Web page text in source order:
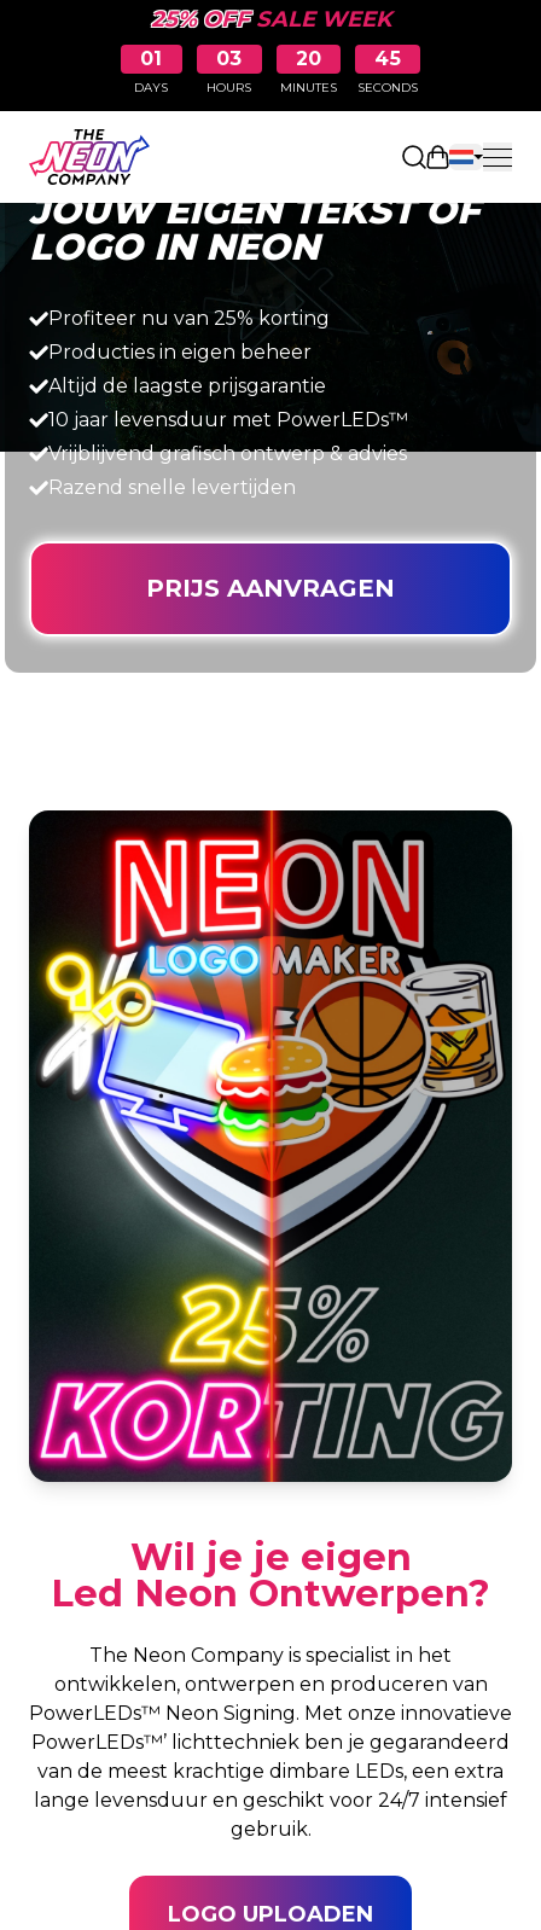
25% OFFSALE WEEK
01
DAYS
03
HOURS
20
MINUTES
43
SECONDS
Snel, eenvoudig en betaalbaar
JOUW EIGEN TEKST OF
LOGO IN NEON
Profiteer nu van 25% korting
Producties in eigen beheer
Altijd de laagste prijsgarantie
10 jaar levensduur met PowerLEDs™
Vrijblijvend grafisch ontwerp & advies
Razend snelle levertijden
PRIJS AANVRAGEN
Wil je je eigen
Led Neon Ontwerpen?
The Neon Company is specialist in het
ontwikkelen, ontwerpen en produceren van
PowerLEDs™ Neon Signing. Met onze innovatieve
PowerLEDs™’ lichttechniek ben je gegarandeerd
van de meest krachtige dimbare LEDs, een extra
lange levensduur en geschikt voor 24/7 intensief
gebruik.
LOGO UPLOADEN